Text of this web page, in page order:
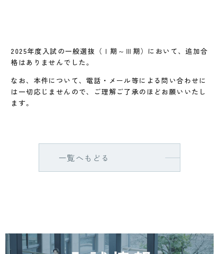
2025年度入試の一般選抜（Ⅰ期～Ⅲ期）において、追加合
格はありませんでした。
なお、本件について、電話・メール等による問い合わせに
は一切応じませんので、ご理解ご了承のほどお願いいたし
ます。
一覧へもどる